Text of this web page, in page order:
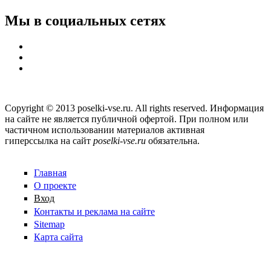
Мы в социальных сетях
Copyright © 2013 poselki-vse.ru. All rights reserved. Информация
на сайте не является публичной офертой. При полном или
частичном использовании материалов активная
гиперссылка на сайт poselki-vse.ru​ обязательна.
Главная
О проекте
Вход
Контакты и реклама на сайте
Sitemap
Карта сайта